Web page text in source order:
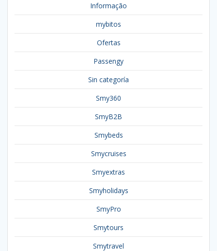
Informação
mybitos
Ofertas
Passengy
Sin categoría
Smy360
SmyB2B
Smybeds
Smycruises
Smyextras
Smyholidays
SmyPro
Smytours
Smytravel